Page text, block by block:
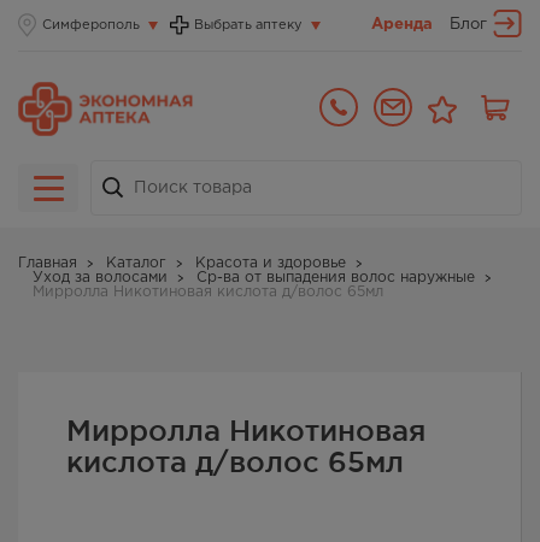
Симферополь Выбрать аптеку Аренда Блог
Главная Каталог
Красота и здоровье
Уход за волосами
Ср-ва от выпадения волос наружные
Мирролла Никотиновая кислота д/волос 65мл
Мирролла Никотиновая
кислота д/волос 65мл